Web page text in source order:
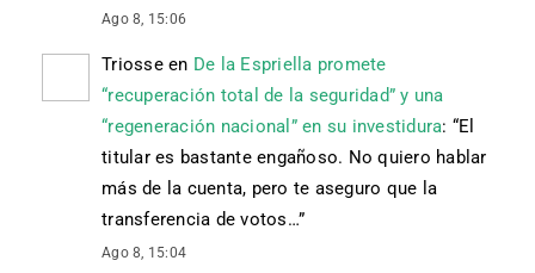
Ago 8, 15:06
Triosseen De la Espriella promete
“recuperación total de la seguridad” y una
“regeneración nacional” en su investidura: “El
titular es bastante engañoso. No quiero hablar
más de la cuenta, pero te aseguro que la
transferencia de votos…”
Ago 8, 15:04